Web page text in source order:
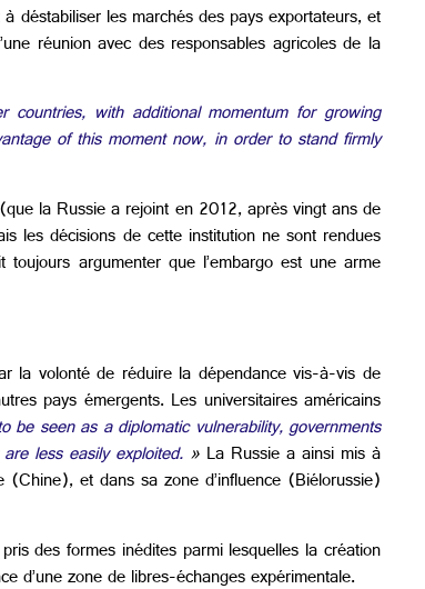
déstabiliser les marchés des pays exportateurs, et
réunion avec des responsables agricoles de la
with additional momentum for growing
of this moment now, in order to stand firmly
la Russie a rejoint en 2012, après vingt ans de
les décisions de cette institution ne sont rendues
argumenter que l’embargo est une arme
la volonté de réduire la dépendance vis-à-vis de
pays émergents. Les universitaires américains
seen as a diplomatic vulnerability, governments
less easily exploited. »La Russie a ainsi mis à
et dans sa zone d’influence (Biélorussie)
des formes inédites parmi lesquelles la création
d’une zone de libres-échanges expérimentale.